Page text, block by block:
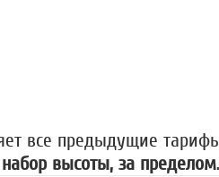
все предыдущие
высоты, за пределом.